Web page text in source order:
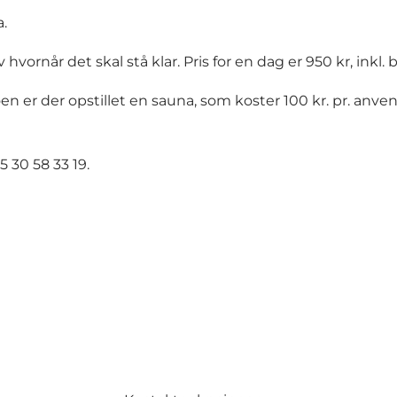
det skal stå klar. Pris for en dag er 950 kr, inkl.
der opstillet en sauna, som koster 100 kr. pr.
30 58 33 19.